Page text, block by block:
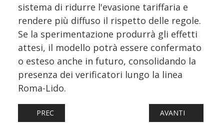
sistema di ridurre l'evasione tariffaria e
rendere più diffuso il rispetto delle regole.
Se la sperimentazione produrrà gli effetti
attesi, il modello potrà essere confermato
o esteso anche in futuro, consolidando la
presenza dei verificatori lungo la linea
Roma-Lido.
ARTICOLO PRECEDENTE: REGIONALE, LA LIVREA REBEL
PREC ARTICOLO
AVANTI